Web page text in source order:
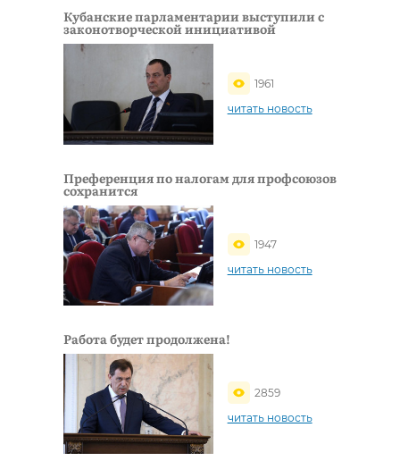
Кубанские парламентарии выступили с
законотворческой инициативой
1961
читать новость
Преференция по налогам для профсоюзов
сохранится
1947
читать новость
Работа будет продолжена!
2859
читать новость